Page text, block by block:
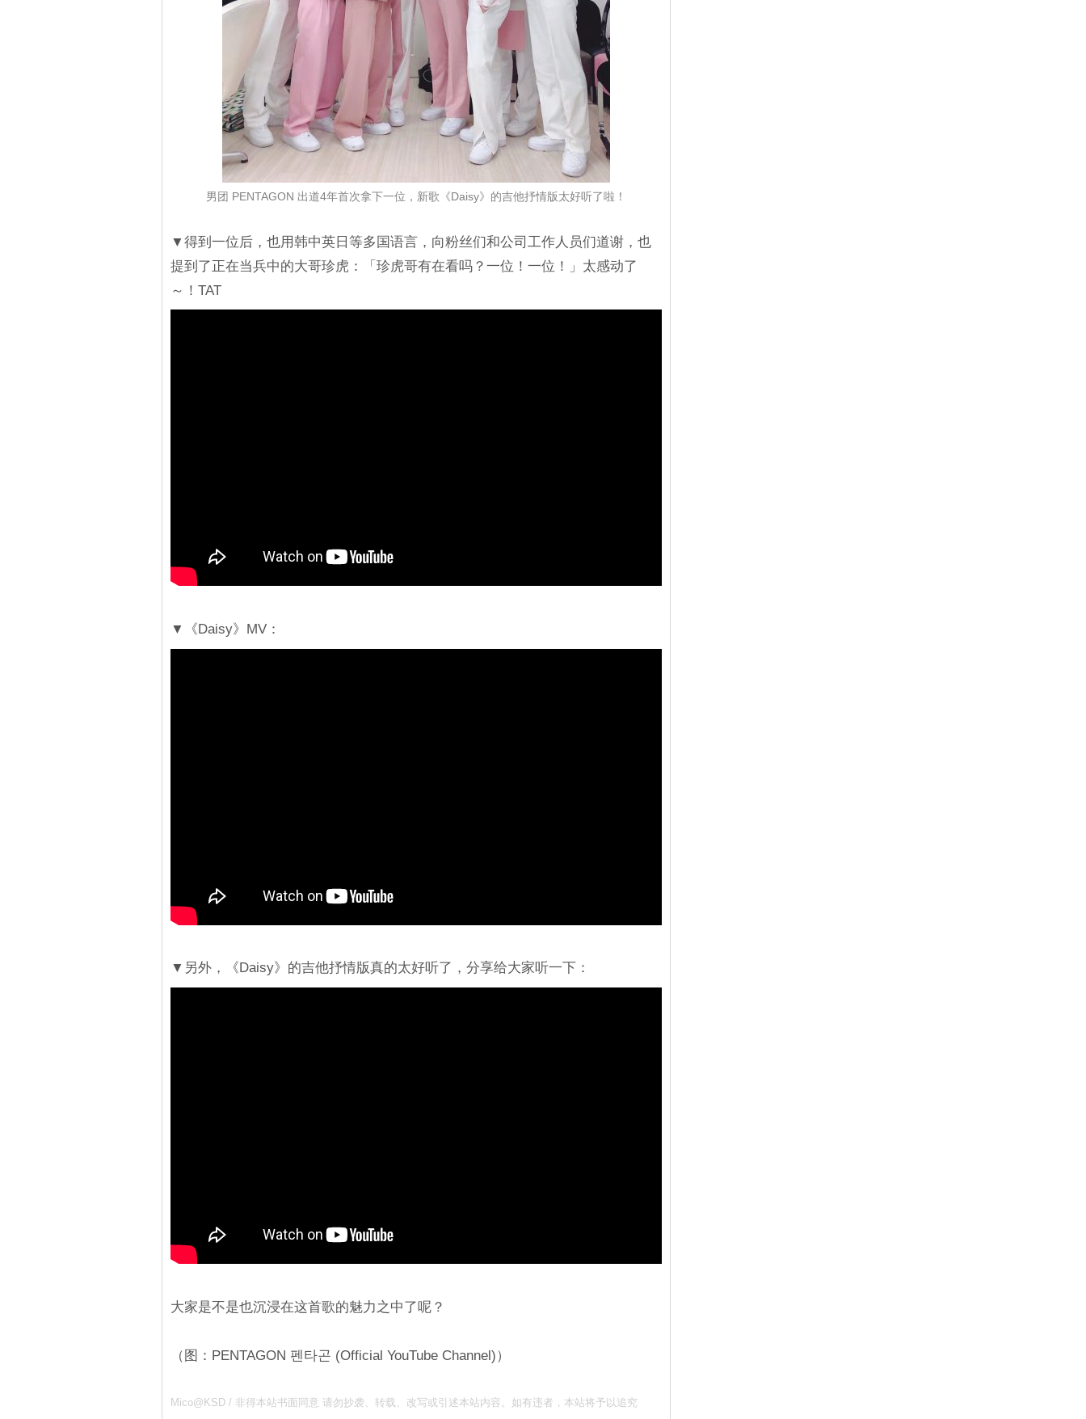
男团 PENTAGON 出道4年首次拿下一位，新歌《Daisy》的吉他抒情版太好听了啦！
▼得到一位后，也用韩中英日等多国语言，向粉丝们和公司工作人员们道谢，也
提到了正在当兵中的大哥珍虎：「珍虎哥有在看吗？一位！一位！」太感动了
～！TAT
▼《Daisy》MV：
▼另外，《Daisy》的吉他抒情版真的太好听了，分享给大家听一下：
大家是不是也沉浸在这首歌的魅力之中了呢？
（图：PENTAGON 펜타곤 (Official YouTube Channel)）
Mico@KSD / 非得本站书面同意 请勿抄袭、转载、改写或引述本站内容。如有违者，本站将予以追究